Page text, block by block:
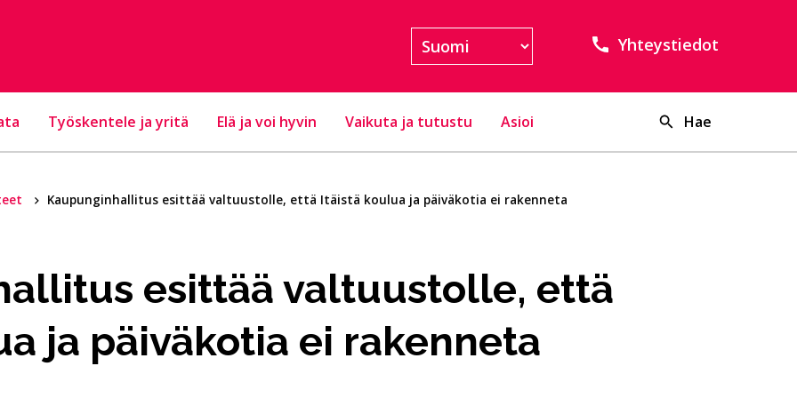
Yhteystiedot
Työskentele ja yritä Elä ja voi hyvin Vaikuta ja tutustu Asioi Hae
Kau­pun­gin­hal­li­tus esittää valtuustolle, että Itäis­tä kou­lua ja päi­vä­ko­tia ei ra­ken­ne­ta
esittää valtuustolle, että
ja päi­vä­ko­tia ei ra­ken­ne­ta